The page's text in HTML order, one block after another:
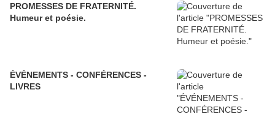
PROMESSES DE FRATERNITÉ.
Humeur et poésie.
ÉVÉNEMENTS - CONFÉRENCES -
LIVRES